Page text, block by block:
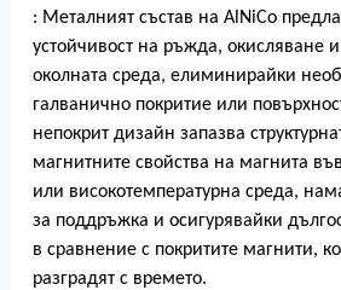
: Металният състав на AlNiCo
устойчивост на ръжда, окисляване
околната среда, елиминирайки
галванично покритие или
непокрит дизайн запазва
магнитните свойства на магнита
или високотемпературна среда,
за поддръжка и осигурявайки
в сравнение с покритите магнити,
разградят с времето.